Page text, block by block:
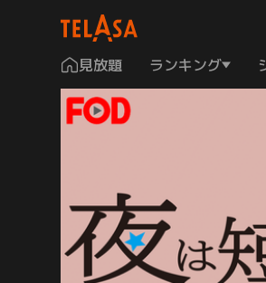
見放題 ランキング